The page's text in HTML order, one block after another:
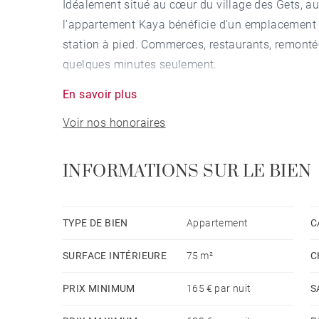
Idéalement situé au cœur du village des Gets,
l’appartement Kaya bénéficie d’un
station à pied. Commerces, restaurants,
quelques minutes seulement.
D’une superficie d’environ 75 m², cet élégant
accueillir jusqu’à six personnes dans un cadre
L’entrée dessert un coin montagne équipé de
à l’ensemble.
L’espace nuit se compose de deux chambres
douche attenante. Les deux chambres sont
En savoir plus
Voir nos honoraires
INFORMATIONS SUR LE BIEN
TYPE DE BIEN Appartement
SURFACE INTÉRIEURE 75 m²
PRIX MINIMUM 165 € par nuit